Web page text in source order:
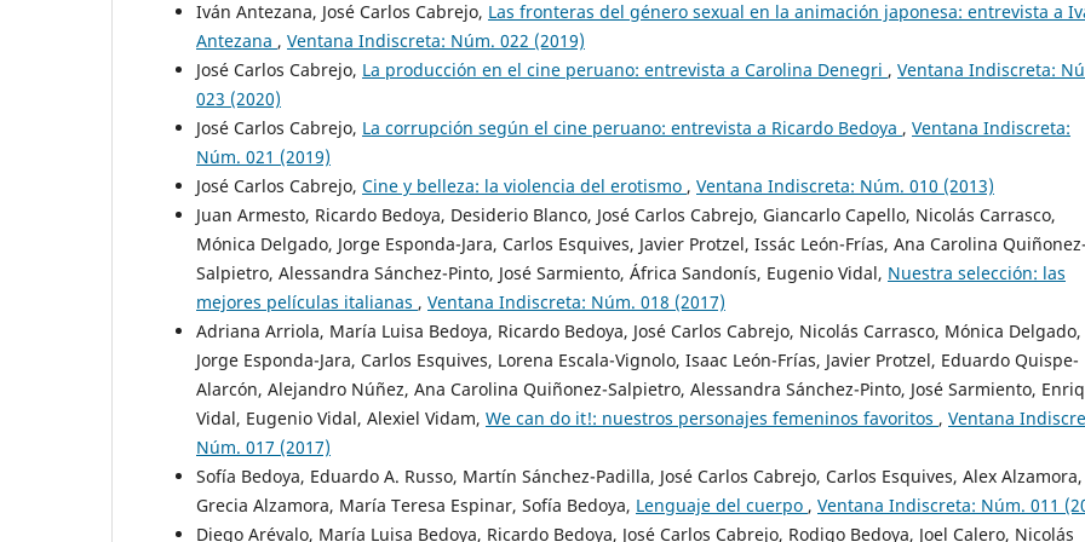
Iván Antezana, José Carlos Cabrejo, Las fronteras del género sexual en la animación japonesa: entrevista a
Antezana , Ventana Indiscreta: Núm. 022 (2019)
José Carlos Cabrejo, La producción en el cine peruano: entrevista a Carolina Denegri , Ventana Indiscreta:
023 (2020)
José Carlos Cabrejo, La corrupción según el cine peruano: entrevista a Ricardo Bedoya , Ventana Indiscreta:
Núm. 021 (2019)
José Carlos Cabrejo, Cine y belleza: la violencia del erotismo , Ventana Indiscreta: Núm. 010 (2013)
Juan Armesto, Ricardo Bedoya, Desiderio Blanco, José Carlos Cabrejo, Giancarlo Capello, Nicolás Carrasco,
Mónica Delgado, Jorge Esponda-Jara, Carlos Esquives, Javier Protzel, Issác León-Frías, Ana Carolina Quiñonez-
Salpietro, Alessandra Sánchez-Pinto, José Sarmiento, África Sandonís, Eugenio Vidal, Nuestra selección: las
mejores películas italianas , Ventana Indiscreta: Núm. 018 (2017)
Adriana Arriola, María Luisa Bedoya, Ricardo Bedoya, José Carlos Cabrejo, Nicolás Carrasco, Mónica Delgado,
Jorge Esponda-Jara, Carlos Esquives, Lorena Escala-Vignolo, Isaac León-Frías, Javier Protzel, Eduardo Quispe-
Alarcón, Alejandro Núñez, Ana Carolina Quiñonez-Salpietro, Alessandra Sánchez-Pinto, José Sarmiento,
Vidal, Eugenio Vidal, Alexiel Vidam, We can do it!: nuestros personajes femeninos favoritos , Ventana
Núm. 017 (2017)
Sofía Bedoya, Eduardo A. Russo, Martín Sánchez-Padilla, José Carlos Cabrejo, Carlos Esquives, Alex Alzamora,
Grecia Alzamora, María Teresa Espinar, Sofía Bedoya, Lenguaje del cuerpo , Ventana Indiscreta: Núm. 011
Diego Arévalo, María Luisa Bedoya, Ricardo Bedoya, José Carlos Cabrejo, Rodigo Bedoya, Joel Calero, Nicolás